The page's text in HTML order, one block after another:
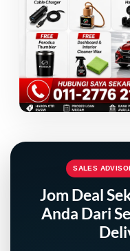
SALES
Jom Deal
Anda Dari